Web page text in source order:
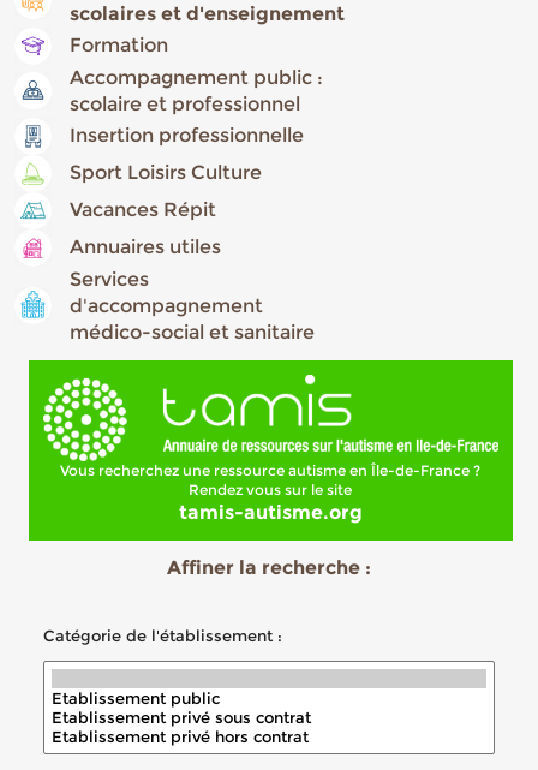
scolaires et d'enseignement
Formation
Accompagnement public :
scolaire et professionnel
Insertion professionnelle
Sport Loisirs Culture
Vacances Répit
Annuaires utiles
Services
d'accompagnement
médico-social et sanitaire
Vous recherchez une ressource autisme en Île-de-France ?
Rendez vous sur le site
tamis-autisme.org
Affiner la recherche :
Catégorie de l'établissement :